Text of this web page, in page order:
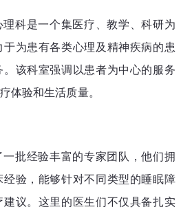
科是一个集医疗、教学、科研为
为患有各类心理及精神疾病的患
该科室强调以患者为中心的服务
体验和生活质量。
批经验丰富的专家团队，他们拥
验，能够针对不同类型的睡眠障
议。这里的医生们不仅具备扎实